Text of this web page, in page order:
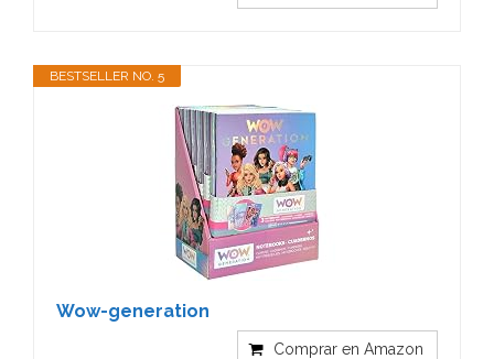
BESTSELLER NO. 5
Wow-generation
Comprar en Amazon